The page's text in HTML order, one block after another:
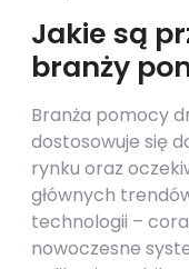
Jakie są
branży
Branża pomocy
dostosowuje się
rynku oraz
głównych
technologii –
nowoczesne